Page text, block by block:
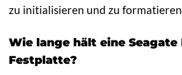
zu initialisieren und zu
Wie lange hält eine
Festplatte?